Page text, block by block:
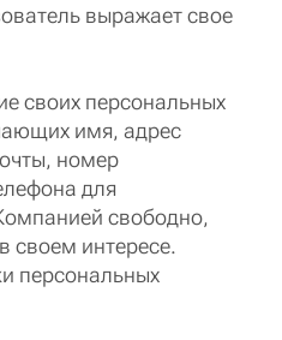
выражает свое
своих персональных
имя, адрес
номер
для
свободно,
своем интересе.
персональных